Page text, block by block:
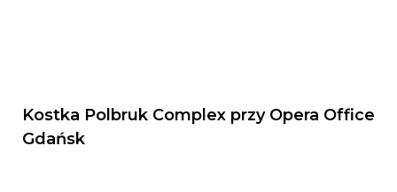
Kostka Polbruk Complex przy Opera Office
Gdańsk